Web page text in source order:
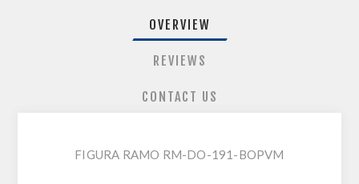
OVERVIEW
REVIEWS
CONTACT US
FIGURA RAMO RM-DO-191-BOPVM